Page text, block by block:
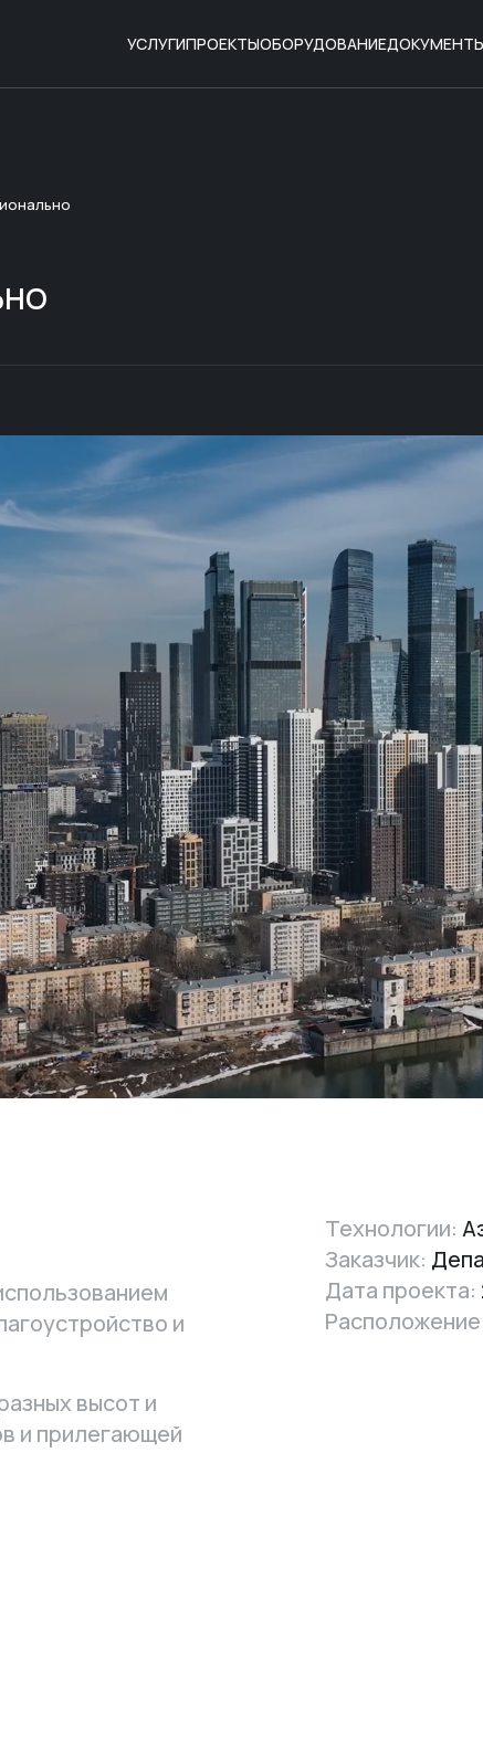
УСЛУГИПРОЕКТЫОБОРУДОВАНИЕ
и
высот и
и прилегающей
Технологии:
Заказчик:
Дата проекта: